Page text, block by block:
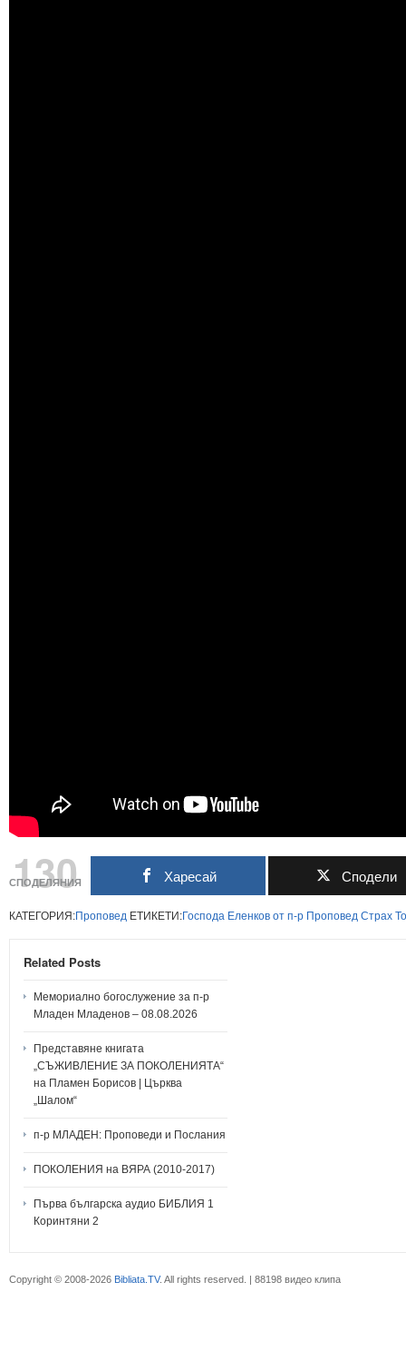
130
СПОДЕЛЯНИЯ Харесай Сподели
КАТЕГОРИЯ:Проповед ЕТИКЕТИ:Господа Еленков от п-р Проповед Страх
Related Posts
Мемориално богослужение за п-р
Младен Младенов – 08.08.2026
Представяне книгата
„СЪЖИВЛЕНИЕ ЗА ПОКОЛЕНИЯТА“
на Пламен Борисов | Църква
„Шалом“
п-р МЛАДЕН: Проповеди и Послания
ПОКОЛЕНИЯ на ВЯРА (2010-2017)
Първа българска аудио БИБЛИЯ 1
Коринтяни 2
Copyright © 2008-2026 Bibliata.TV. All rights reserved. | 88198 видео клипа